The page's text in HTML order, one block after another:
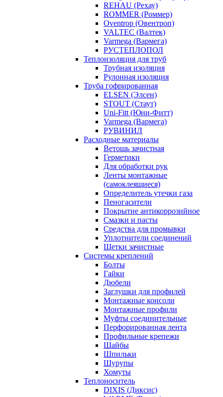
REHAU (Рехау)
ROMMER (Роммер)
Oventrop (Овентроп)
VALTEC (Валтек)
Varmega (Вармега)
РУСТЕПЛОПОЛ
Теплоизоляция для труб
Трубная изоляция
Рулонная изоляция
Труба гофрированная
ELSEN (Элсен)
STOUT (Стаут)
Uni-Fitt (Юни-Фитт)
Varmega (Вармега)
РУВИНИЛ
Расходные материалы
Ветошь зачистная
Герметики
Для обработки рук
Ленты монтажные
(самоклеящиеся)
Определитель утечки газа
Пеногасители
Покрытие антикоррозийное
Смазки и пасты
Средства для промывки
Уплотнители соединений
Щетки зачистные
Системы креплений
Болты
Гайки
Дюбели
Заглушки для профилей
Монтажные консоли
Монтажные профили
Муфты соединительные
Перфорированная лента
Профильные крепежи
Шайбы
Шпильки
Шурупы
Хомуты
Теплоноситель
DIXIS (Диксис)